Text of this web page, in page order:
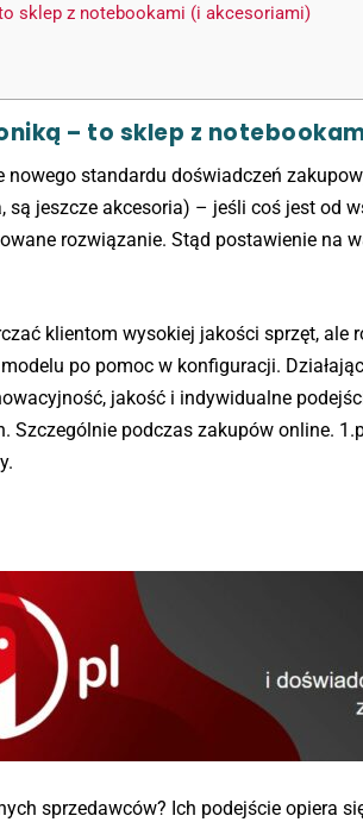
sklep z notebookami (i akcesoriami)
– to sklep z
standardu doświadczeń
są jeszcze akcesoria) – jeśli coś jest od
rozwiązanie. Stąd postawienie na
klientom wysokiej jakości sprzęt, ale
po pomoc w konfiguracji.
jakość i indywidualne
Szczególnie podczas zakupów online.
sprzedawców? Ich podejście opiera